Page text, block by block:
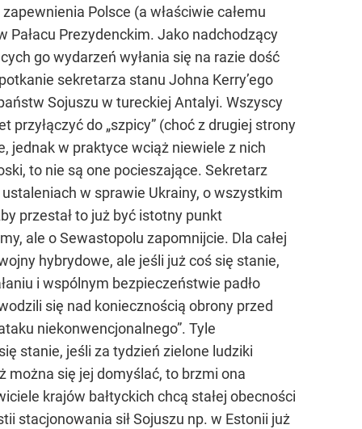
Polsce (a właściwie całemu
Prezydenckim. Jako nadchodzący
go wydarzeń wyłania się na razie dość
sekretarza stanu Johna Kerry’ego
Sojuszu w tureckiej Antalyi. Wszyscy
do „szpicy” (choć z drugiej strony
jednak w praktyce wciąż niewiele z nich
to nie są one pocieszające. Sekretarz
w sprawie Ukrainy, o wszystkim
przestał to już być istotny punkt
ale o Sewastopolu zapomnijcie. Dla całej
hybrydowe, ale jeśli już coś się stanie,
i wspólnym bezpieczeństwie padło
się nad koniecznością obrony przed
niekonwencjonalnego”. Tyle
stanie, jeśli za tydzień zielone ludziki
można się jej domyślać, to brzmi ona
krajów bałtyckich chcą stałej obecności
stacjonowania sił Sojuszu np. w Estonii już